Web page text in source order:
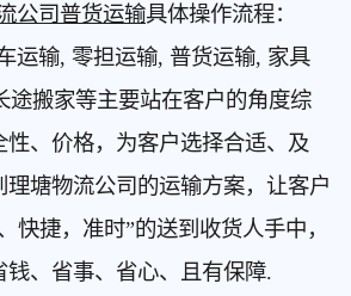
公司普货运输具体操作流程：
输, 零担运输, 普货运输, 家具
途搬家等主要站在客户的角度综
性、价格，为客户选择合适、及
理塘物流公司的运输方案，让客户
快捷，准时”的送到收货人手中，
钱、省事、省心、且有保障.